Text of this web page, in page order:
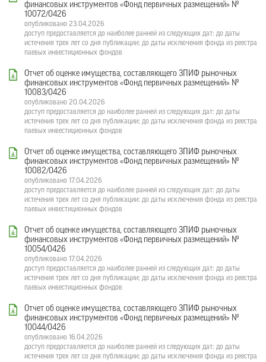
финансовых инструментов «Фонд первичных размещений» №
10072/0426
опубликовано 23.04.2026
доступ предоставляется до наиболее ранней из следующих дат: до даты
истечения трех лет со дня публикации; до даты исключения фонда из реестра
паевых инвестиционных фондов
Отчет об оценке имущества, составляющего ЗПИФ рыночных
финансовых инструментов «Фонд первичных размещений» №
10083/0426
опубликовано 20.04.2026
доступ предоставляется до наиболее ранней из следующих дат: до даты
истечения трех лет со дня публикации; до даты исключения фонда из реестра
паевых инвестиционных фондов
Отчет об оценке имущества, составляющего ЗПИФ рыночных
финансовых инструментов «Фонд первичных размещений» №
10082/0426
опубликовано 17.04.2026
доступ предоставляется до наиболее ранней из следующих дат: до даты
истечения трех лет со дня публикации; до даты исключения фонда из реестра
паевых инвестиционных фондов
Отчет об оценке имущества, составляющего ЗПИФ рыночных
финансовых инструментов «Фонд первичных размещений» №
10054/0426
опубликовано 17.04.2026
доступ предоставляется до наиболее ранней из следующих дат: до даты
истечения трех лет со дня публикации; до даты исключения фонда из реестра
паевых инвестиционных фондов
Отчет об оценке имущества, составляющего ЗПИФ рыночных
финансовых инструментов «Фонд первичных размещений» №
10044/0426
опубликовано 16.04.2026
доступ предоставляется до наиболее ранней из следующих дат: до даты
истечения трех лет со дня публикации; до даты исключения фонда из реестра